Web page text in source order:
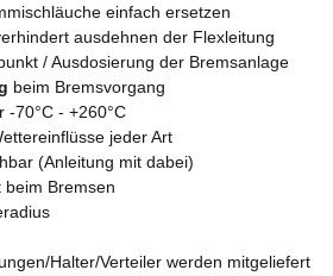
einfach ersetzen
ausdehnen der Flexleitung
/ Ausdosierung der Bremsanlage
beim Bremsvorgang
-70°C - +260°C
jeder Art
(Anleitung mit dabei)
Bremsen
Halter/Verteiler werden mitgeliefert